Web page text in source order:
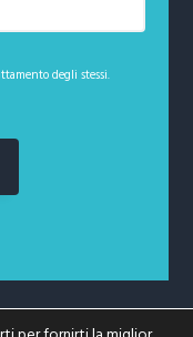
degli stessi.
Matteotti, 11